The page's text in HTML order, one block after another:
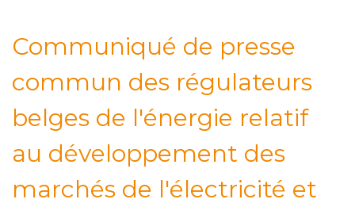
Communiqué de presse
commun des régulateurs
belges de l'énergie relatif
au développement des
marchés de l'électricité et